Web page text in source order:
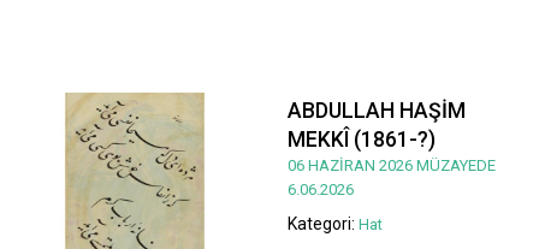
ABDULLAH HAŞİM
MEKKÎ (1861-?)
06 HAZİRAN 2026 MÜZAYEDE
6.06.2026
Kategori: Hat